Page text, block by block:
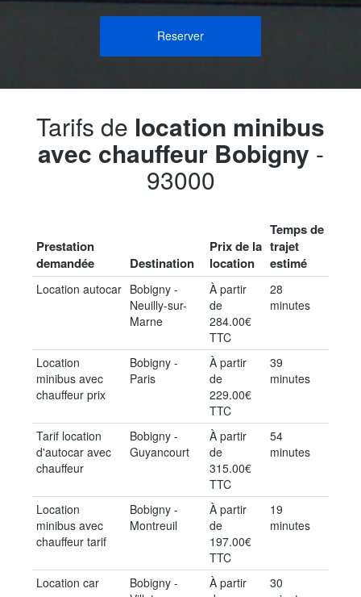
Reserver
Tarifs de location minibus
avec chauffeur Bobigny -
93000
Prestation
demandée
Destination
Prix de la
location
Temps de
trajet
estimé
Location autocar Bobigny -
Neuilly-sur-
Marne
À partir
de
284.00€
TTC
28
minutes
Location
minibus avec
chauffeur prix
Bobigny -
Paris
À partir
de
229.00€
TTC
39
minutes
Tarif location
d'autocar avec
chauffeur
Bobigny -
Guyancourt
À partir
de
315.00€
TTC
54
minutes
Location
minibus avec
chauffeur tarif
Bobigny -
Montreuil
À partir
de
197.00€
TTC
19
minutes
Location car
Bobigny -
À partir
30